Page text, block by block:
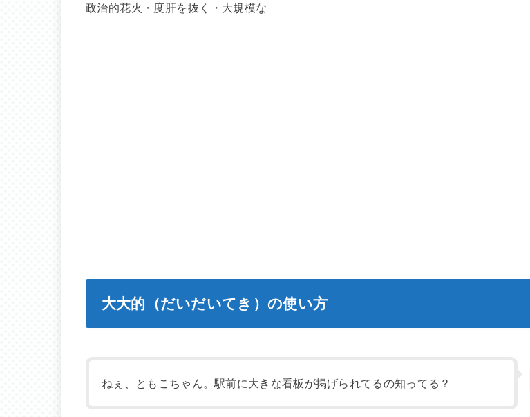
政治的花火・度肝を抜く・大規模な
大大的（だいだいてき）の使い方
ねぇ、ともこちゃん。駅前に大きな看板が掲げられてるの知ってる？